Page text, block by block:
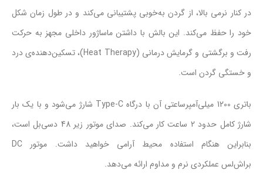
در کنار نرمی بالا، از گردن به‌خوبی پشتیبانی می‌کند و در طول زمان شکل
خود را حفظ می‌کند. این بالش با داشتن ماساژور داخلی مجهز به حرکت
رفت و برگشتی و گرمایش درمانی (Heat Therapy)، تسکین‌دهنده‌ی درد
و خستگی گردن است.
باتری 1200 میلی‌آمپرساعتی آن با درگاه Type-C شارژ می‌شود و با یک بار
شارژ کامل حدود 2 ساعت کار می‌کند. صدای موتور زیر 48 دسی‌بل است،
بنابراین هنگام استفاده محیط آرامی خواهید داشت. موتور DC
براش‌لس عملکردی نرم و مداوم ارائه می‌دهد.